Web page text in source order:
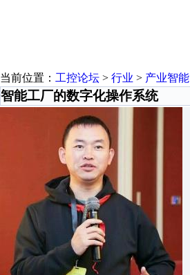
当前位置： 工控论坛 > 行业 > 产业智能
智能工厂的数字化操作系统